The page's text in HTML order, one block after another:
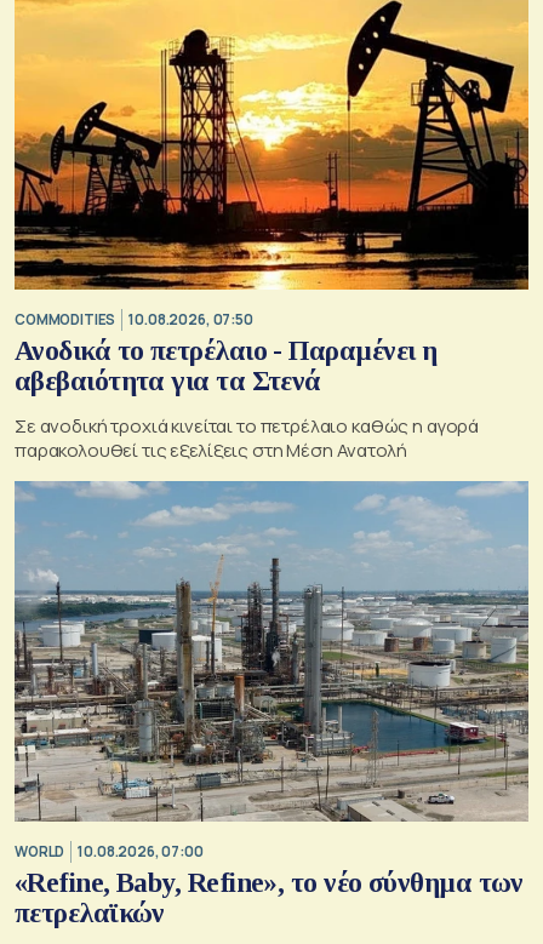
COMMODITIES 10.08.2026, 07:50
Ανοδικά το πετρέλαιο - Παραμένει η
αβεβαιότητα για τα Στενά
Σε ανοδική τροχιά κινείται το πετρέλαιο καθώς η αγορά
παρακολουθεί τις εξελίξεις στη Μέση Ανατολή
WORLD 10.08.2026, 07:00
«Refine, Baby, Refine», το νέο σύνθημα των
πετρελαϊκών